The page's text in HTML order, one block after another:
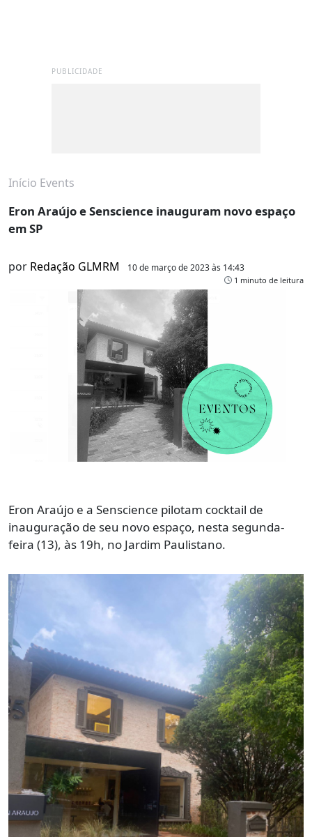
PUBLICIDADE
Início Events
Eron Araújo e Senscience inauguram novo espaço
em SP
por Redação GLMRM 10 de março de 2023 às 14:43
1 minuto de leitura
Eron Araújo e a Senscience pilotam cocktail de
inauguração de seu novo espaço, nesta segunda-
feira (13), às 19h, no Jardim Paulistano.